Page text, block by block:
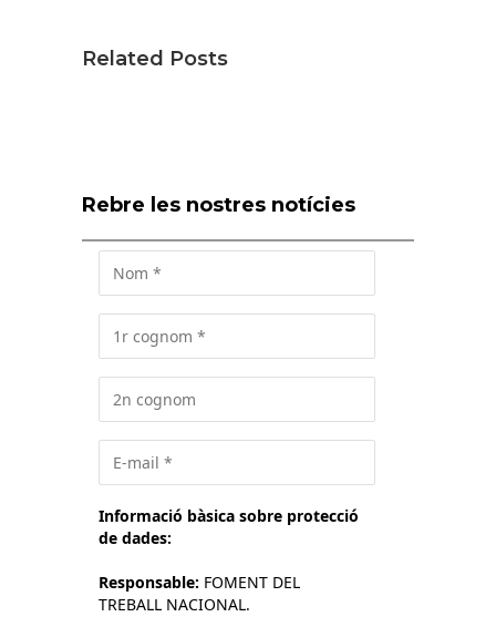
Related Posts
Rebre les nostres notícies
Informació bàsica sobre protecció
de dades:
Responsable: FOMENT DEL
TREBALL NACIONAL.